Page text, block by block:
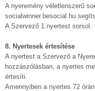
A nyeremény véletlenszerű
socialwinner.besocial.hu
A Szervező 1 nyertest sorsol.
8. Nyertesek értesítése
A nyertest a Szervező a
hozzászólásban, a nyertes
értesíti.
Amennyiben a nyertes 72